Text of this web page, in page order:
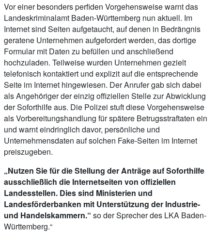
Vor einer besonders perfiden Vorgehensweise warnt das
Landeskriminalamt Baden-Württemberg nun aktuell. Im
Internet sind Seiten aufgetaucht, auf denen in Bedrängnis
geratene Unternehmen aufgefordert werden, das dortige
Formular mit Daten zu befüllen und anschließend
hochzuladen. Teilweise wurden Unternehmen gezielt
telefonisch kontaktiert und explizit auf die entsprechende
Seite im Internet hingewiesen. Der Anrufer gab sich dabei
als Angehöriger der einzig offiziellen Stelle zur Abwicklung
der Soforthilfe aus. Die Polizei stuft diese Vorgehensweise
als Vorbereitungshandlung für spätere Betrugsstraftaten ein
und warnt eindringlich davor, persönliche und
Unternehmensdaten auf solchen Fake-Seiten im Internet
preiszugeben.
„Nutzen Sie für die Stellung der Anträge auf Soforthilfe
ausschließlich die Internetseiten von offiziellen
Landesstellen. Dies sind Ministerien und
Landesförderbanken mit Unterstützung der Industrie-
und Handelskammern.“ so der Sprecher des LKA Baden-
Württemberg.“